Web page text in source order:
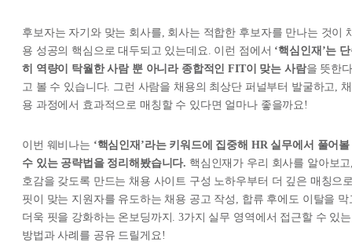
후보자는 자기와 맞는 회사를, 회사는 적합한 후보자를 만나는 것이
용 성공의 핵심으로 대두되고 있는데요. 이런 점에서 ‘핵심인재’는
히 역량이 탁월한 사람 뿐 아니라 종합적인 FIT이 맞는 사람을 뜻한다
고 볼 수 있습니다. 그런 사람을 채용의 최상단 퍼널부터 발굴하고, 채
용 과정에서 효과적으로 매칭할 수 있다면 얼마나 좋을까요!
이번 웨비나는 ‘핵심인재’라는 키워드에 집중해 HR 실무에서 풀어볼
수 있는 공략법을 정리해봤습니다. 핵심인재가 우리 회사를 알아보
호감을 갖도록 만드는 채용 사이트 구성 노하우부터 더 깊은 매칭으
핏이 맞는 지원자를 유도하는 채용 공고 작성, 합류 후에도 이탈을 막
더욱 핏을 강화하는 온보딩까지. 3가지 실무 영역에서 접근할 수 있는
방법과 사례를 공유 드릴게요!